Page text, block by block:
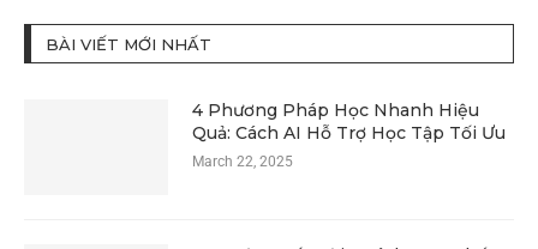
BÀI VIẾT MỚI NHẤT
4 Phương Pháp Học Nhanh Hiệu
Quả: Cách AI Hỗ Trợ Học Tập Tối Ưu
March 22, 2025